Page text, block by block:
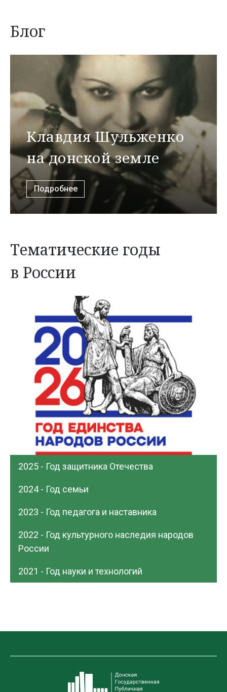
Блог
Клавдия Шульженко
на донской земле
Подробнее
Тематические годы
в России
2025 - Год защитника Отечества
2024 - Год семьи
2023 - Год педагога и наставника
2022 - Год культурного наследия народов
России
2021 - Год науки и технологий